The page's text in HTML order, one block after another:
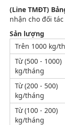
(Line TMĐT)
nhận cho đối
Sản lượng
Trên 1000 kg/
Từ (500 - 1000)
kg/tháng
Từ (200 - 500)
kg/tháng
Từ (100 - 200)
kg/tháng